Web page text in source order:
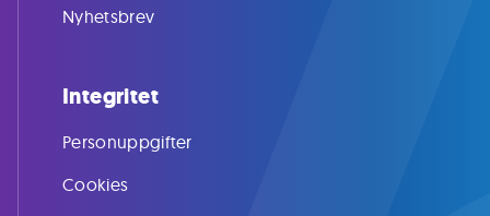
Nyhetsbrev
Integritet
Personuppgifter
Cookies